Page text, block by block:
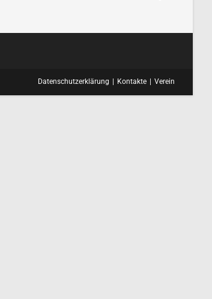
Datenschutzerklärung Kontakte Verein